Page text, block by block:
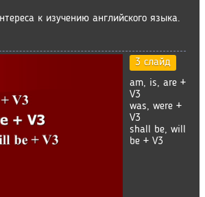
к изучению английского языка.
3 слайд
am, is, are +
V3
was, were +
V3
shall be, will
be + V3